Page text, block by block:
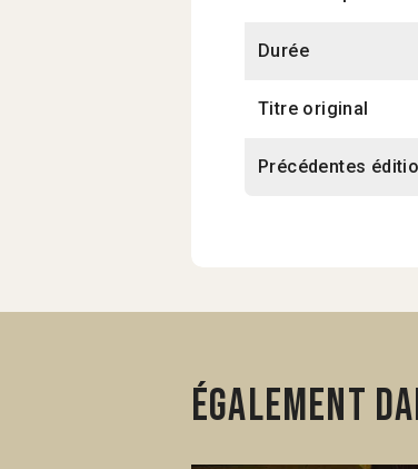
Durée
Titre original
Précédentes
Également